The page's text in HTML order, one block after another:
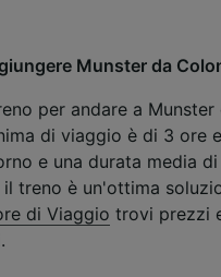
Munster da
per andare a Munster
di viaggio è di 3 ore
e una durata media
treno è un'ottima
di Viaggio trovi prezzi